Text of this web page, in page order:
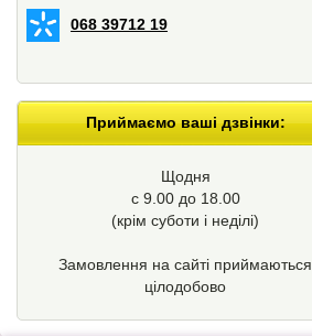
068 39712 19
Приймаємо ваші дзвінки:
Щодня
с 9.00 до 18.00
(крім суботи і неділі)
Замовлення на сайті приймаються
цілодобово